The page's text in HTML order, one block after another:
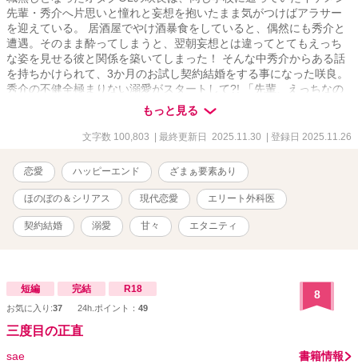
先輩・秀介へ片思いと憧れと妄想を抱いたまま気がつけばアラサー
を迎えている。 居酒屋でやけ酒暴食をしていると、偶然にも秀介と
遭遇。そのまま酔ってしまうと、翌朝妄想とは違ってとてもえっち
な姿を見せる彼と関係を築いてしまった！ そんな中秀介からある話
を持ちかけられて、3か月のお試し契約結婚をする事になった咲良。
秀介の不健全極まりない溺愛がスタートして?! 「先輩、えっちなの
はいけないと思います……！」 ※他サイトでも更新しています
もっと見る
文字数 100,803 | 最終更新日 2025.11.30 | 登録日 2025.11.26
恋愛 ハッピーエンド ざまぁ要素あり
ほのぼの＆シリアス 現代恋愛 エリート外科医
契約結婚 溺愛 甘々 エタニティ
短編 完結 R18
お気に入り:37 24h.ポイント： 49
8
三度目の正直
sae
書籍情報